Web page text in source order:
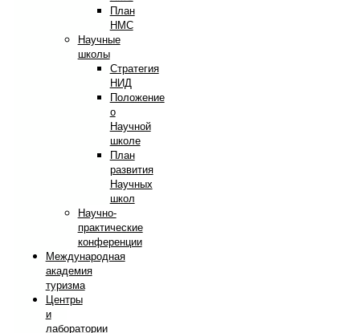
План
НМС
Научные
школы
Стратегия
НИД
Положение
о
Научной
школе
План
развития
Научных
школ
Научно-
практические
конференции
Международная
академия
туризма
Центры
и
лаборатории